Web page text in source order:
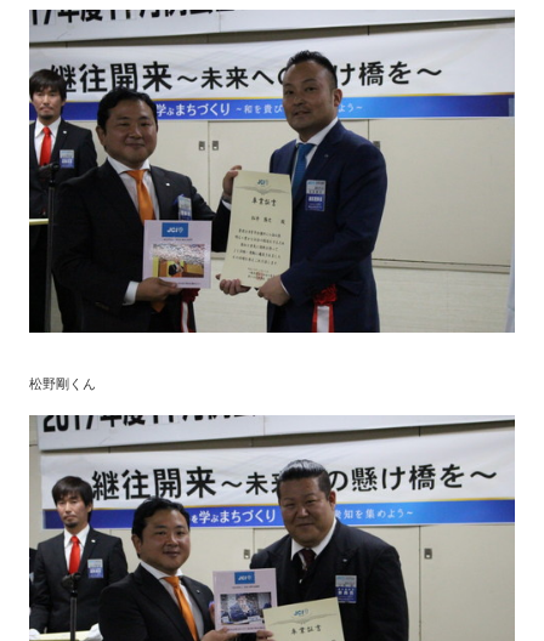
松野剛くん